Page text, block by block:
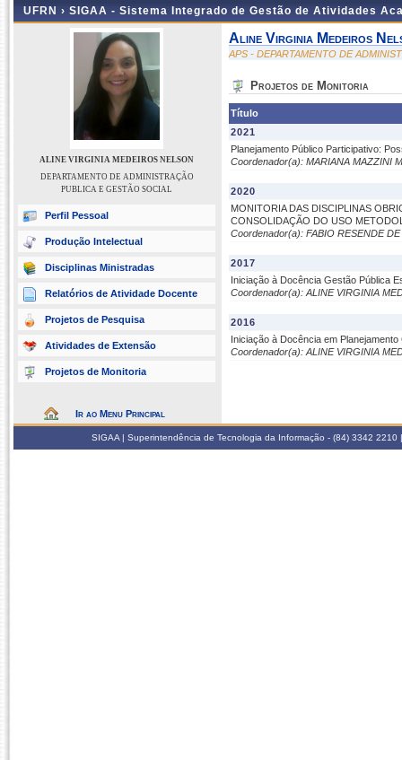
UFRN › SIGAA - Sistema Integrado de Gestão de Atividades
ALINE VIRGINIA MEDEIROS NELSON
DEPARTAMENTO DE ADMINISTRAÇÃO
PUBLICA E GESTÃO SOCIAL
Perfil Pessoal
Produção Intelectual
Disciplinas Ministradas
Relatórios de Atividade Docente
Projetos de Pesquisa
Atividades de Extensão
Projetos de Monitoria
Ir ao Menu Principal
Aline Virginia Medeiros
APS - DEPARTAMENTO DE
Projetos de Monitoria
Título
2021
Planejamento Público Participativo:
Coordenador(a): MARIANA MAZZINI
2020
MONITORIA DAS DISCIPLINAS
CONSOLIDAÇÃO DO USO
Coordenador(a): FABIO RESENDE
2017
Iniciação à Docência Gestão Pública
Coordenador(a): ALINE VIRGINIA
2016
Iniciação à Docência em
Coordenador(a): ALINE VIRGINIA
SIGAA | Superintendência de Tecnologia da Informação - (84) 3342